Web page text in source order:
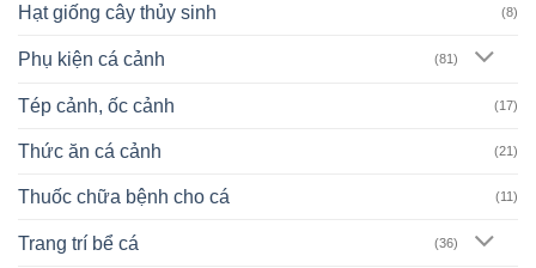
Hạt giống cây thủy sinh (8)
Phụ kiện cá cảnh (81)
Tép cảnh, ốc cảnh (17)
Thức ăn cá cảnh (21)
Thuốc chữa bệnh cho cá (11)
Trang trí bể cá (36)